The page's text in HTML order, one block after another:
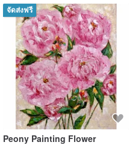
จัดส่งฟรี
Peony Painting Flower